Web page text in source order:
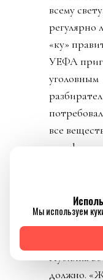
всему
регулярно
«ку»
УЕФА
уголовным
все
и
День 7. В
вбросили
том, как
буллили в
Публика
должно.
Мы используем